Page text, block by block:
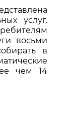
услуг.
восьми
в
чем 14